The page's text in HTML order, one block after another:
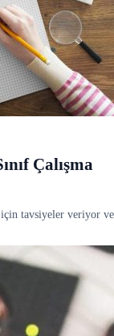
Çalışma
için tavsiyeler veriyor ve